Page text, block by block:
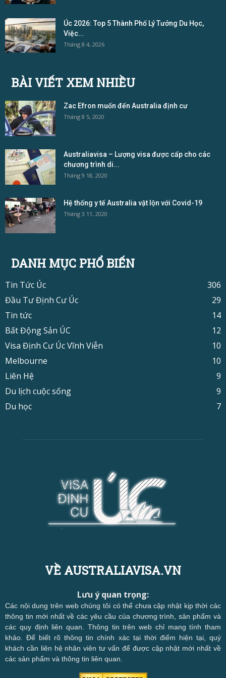
Úc 2026: Top 5 Thành Phố Lý Tưởng Du Học,
Việc...
Tháng 8 4, 2026
BÀI VIẾT XEM NHIỀU
Zac Efron muốn đến Australia định cư
Tháng 8 5, 2020
Australiavisa – Lượng visa được cấp cho các
chương trình di...
Tháng 9 18, 2020
Hệ thống y tế Australia vật lộn với Covid-19
Tháng 3 11, 2020
DANH MỤC PHỔ BIẾN
Tin Tức Úc
306
Đầu Tư Định Cư Úc
29
Tin tức
14
Bất Động Sản ÚC
12
Visa Định Cư Úc Vĩnh Viễn
10
Melbourne
10
Liên Hệ
9
Du lịch cuộc sống
9
Du học
7
VỀ AUSTRALIAVISA.VN
Lưu ý quan trọng:
Các nội dung trên web chúng tôi có thể chưa cập nhật kịp thời các
thông tin mới nhất về các yêu cầu của chương trình, sản phẩm và
các quy định liên quan. Thông tin trên web chỉ mang tính tham
khảo. Để biết rõ thông tin chính xác tại thời điểm hiện tại, quý
khách cần liên hệ nhân viên tư vấn để được cập nhật mới nhất về
các sản phẩm và thông tin liên quan.